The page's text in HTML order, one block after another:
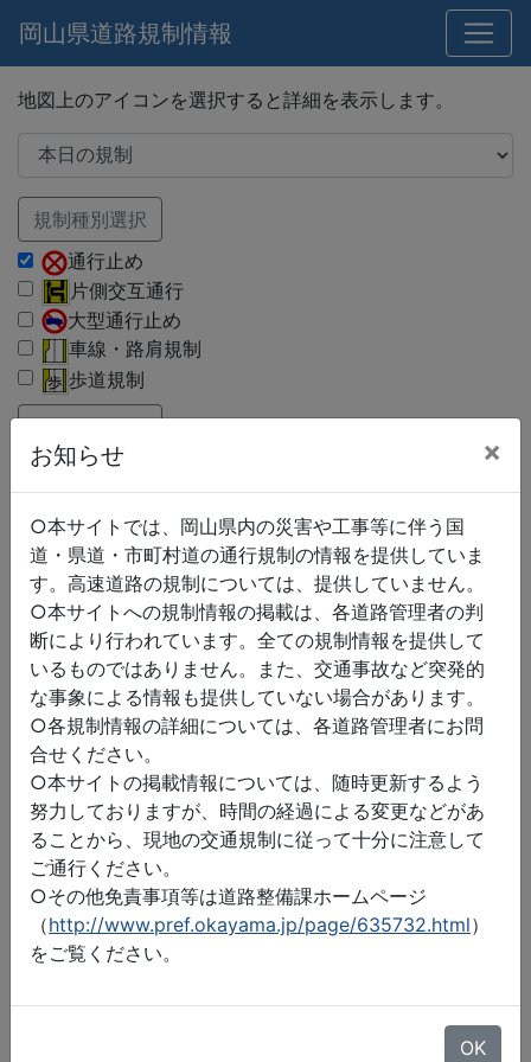
岡山県道路規制情報
お知らせ ×
○本サイトでは、岡山県内の災害や工事等に伴う国
道・県道・市町村道の通行規制の情報を提供していま
す。高速道路の規制については、提供していません。
○本サイトへの規制情報の掲載は、各道路管理者の判
断により行われています。全ての規制情報を提供して
いるものではありません。また、交通事故など突発的
な事象による情報も提供していない場合があります。
○各規制情報の詳細については、各道路管理者にお問
合せください。
○本サイトの掲載情報については、随時更新するよう
努力しておりますが、時間の経過による変更などがあ
ることから、現地の交通規制に従って十分に注意して
ご通行ください。
○その他免責事項等は道路整備課ホームページ
（http://www.pref.okayama.jp/page/635732.html）
をご覧ください。
OK
地図上のアイコンを選択すると詳細を表示します。
規制種別選択
通行止め
片側交互通行
大型通行止め
車線・路肩規制
歩道規制
路線種別選択
国道
県道
市町村道
地図データ©2026 ZENRIN